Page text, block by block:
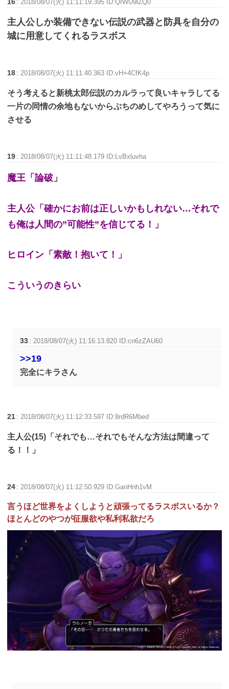
: 2018/08/07(火) 11:11:19.395 ID:QrWU9lZQ0
主人公しか装備できない伝説の武器と防具を自分の
城に用意してくれるラスボス
18 : 2018/08/07(火) 11:11:40.363 ID:vH+4CfK4p
そう考えると新桃太郎伝説のカルラって良いキャラしてる
一片の同情の余地もないからぶちのめしてやろうって気に
させる
19 : 2018/08/07(火) 11:11:48.179 ID:LvBxluvha
魔王「論破」
主人公「確かにお前は正しいかもしれない…それで
も俺は人間の”可能性”を信じてる！」
ヒロイン「素敵！抱いて！」
こういうのきらい
33 : 2018/08/07(火) 11:16:13.820 ID:cn6zZAU60
>>19
完全にキラさん
21 : 2018/08/07(火) 11:12:33.597 ID:8rdR6Mbed
主人公(15)「それでも…それでもそんな方法は間違って
る！！」
24 :2018/08/07(火) 11:12:50.929 ID:GanHnh1vM
言うほど世界をよくしようと頑張ってるラスボスいるか？
ほとんどのやつが征服欲や私利私欲だろ